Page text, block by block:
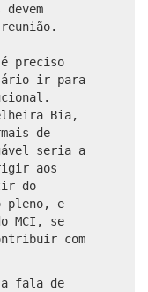
preciso
ir para
Bia,
de
seria a
aos
do
pleno, e
MCI, se
com
a fala de